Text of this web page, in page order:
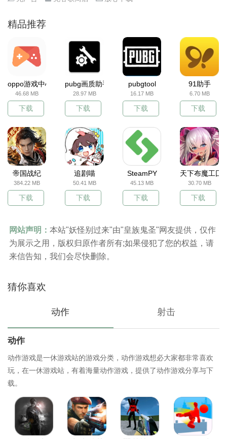
精品推荐
oppo游戏中心
46.68 MB
下载
pubg画质助手
28.97 MB
下载
pubgtool
16.17 MB
下载
91助手
6.70 MB
下载
帝国战纪
384.22 MB
下载
追剧喵
50.41 MB
下载
SteamPY
45.13 MB
下载
天下布魔工囗
30.70 MB
下载
网站声明： 本站"妖怪别过来"由"皇族鬼圣"网友提供，仅作
为展示之用，版权归原作者所有;如果侵犯了您的权益，请
来信告知，我们会尽快删除。
猜你喜欢
动作 射击
动作
动作游戏是一休游戏站的游戏分类，动作游戏想必大家都非常喜欢
玩，在一休游戏站，有着海量动作游戏，提供了动作游戏分享与下
载。